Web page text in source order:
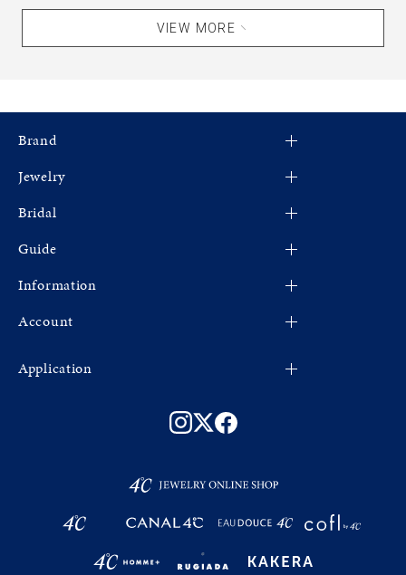
VIEW MORE
Brand
4℃
CANAL 4℃
EAU DOUCE４℃
cofl by 4℃
Bridal
婚約指輪
結婚指輪
Jewelry
すべてのジュエリー
新着商品
限定ジュエリー
ネックレス
バングル
ブレスレット
Guide
ショッピングガイド
よくあるご質問
Fashion Jewelry
Information
お知らせ
プライバシーポリシー
お問い合わせ
サステナビリティ
Account
新規登録
Application